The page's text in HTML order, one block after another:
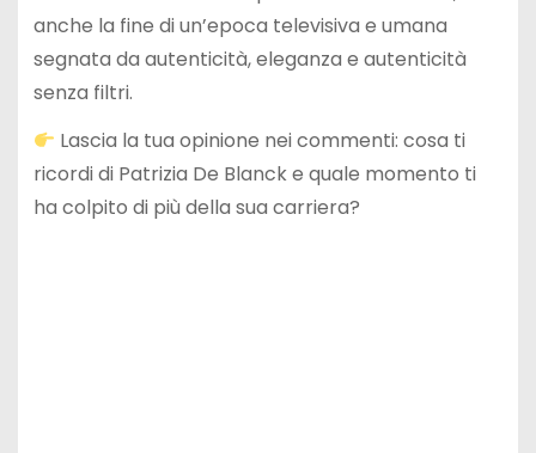
anche la fine di un’epoca televisiva e umana
segnata da autenticità, eleganza e autenticità
senza filtri.
Lascia la tua opinione nei commenti: cosa ti
ricordi di Patrizia De Blanck e quale momento ti
ha colpito di più della sua carriera?